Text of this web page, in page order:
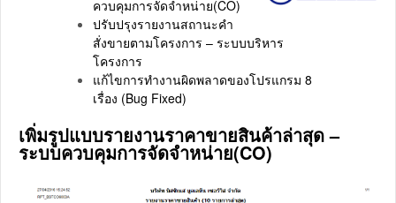
ควบคุมการจัดจำหน่าย(CO)
ปรับปรุงรายงานสถานะคำ
สั่งขายตามโครงการ – ระบบบริหาร
โครงการ
แก้ไขการทำงานผิดพลาดของโปรแกรม 8
เรื่อง (Bug Fixed)
เพิ่มรูปแบบรายงานราคาขายสินค้าล่าสุด –
ระบบควบคุมการจัดจำหน่าย(CO)